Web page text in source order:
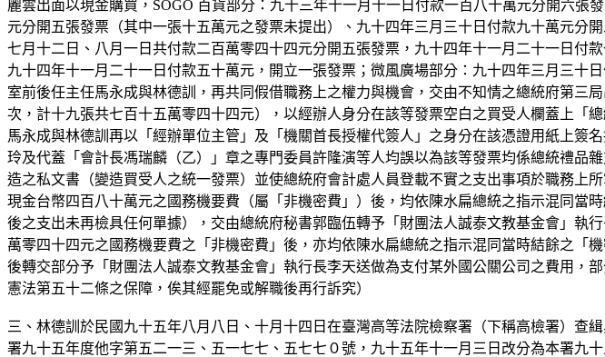
麗雲出面以現金購買，SOGO 百貨部分：九十三年十一月十一日付款一百八十萬元分開六
元分開五張發票（其中一張十五萬元之發票未提出）、九十四年三月三十日付款九十萬元分
七月十二日、八月一日共付款二百萬零四十四元分開五張發票，九十四年十一月二十一日付
九十四年十一月二十一日付款五十萬元，開立一張發票；微風廣場部分：九十四年三月三
室前後任主任馬永成與林德訓，再共同假借職務上之權力與機會，交由不知情之總統府第
次，計十九張共七百十五萬零四十四元），以經辦人身分在該等發票空白之買受人欄蓋上「
馬永成與林德訓再以「經辦單位主管」及「機關首長授權代簽人」之身分在該憑證用紙上
玲及代蓋「會計長馮瑞麟（乙）」章之專門委員許隆演等人均誤以為該等發票均係總統禮品
造之私文書（變造買受人之統一發票）並使總統府會計處人員登載不實之支出事項於職務
現金台幣四百八十萬元之國務機要費（屬「非機密費」）後，均依陳水扁總統之指示混同當
後之支出未再檢具任何單據），交由總統府秘書郭臨伍轉予「財團法人誠泰文教基金會」執
萬零四十四元之國務機要費之「非機密費」後，亦均依陳水扁總統之指示混同當時結餘之
後轉交部分予「財團法人誠泰文教基金會」執行長李天送做為支付某外國公關公司之費用，
憲法第五十二條之保障，俟其經罷免或解職後再行訴究）
三、林德訓於民國九十五年八月八日、十月十四日在臺灣高等法院檢察署（下稱高檢署）
署九十五年度他字第五二一三、五一七七、五七七０號，九十五年十一月三日改分為本署九